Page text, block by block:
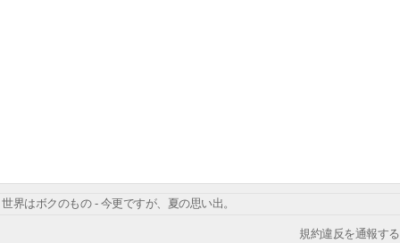
世界はボクのもの - 今更ですが、夏の思い出。
規約違反を通報する